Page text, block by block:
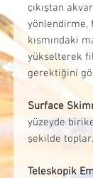
çıkıştan
yönlendirme,
kısmındaki
yükselterek
gerektiğini
Surface
yüzeyde
şekilde toplar.
Teleskopik